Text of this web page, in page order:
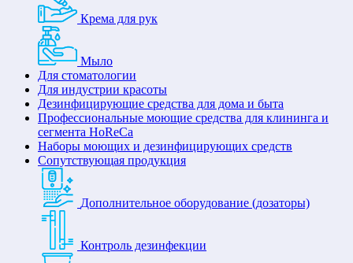
Крема для рук
Мыло
Для стоматологии
Для индустрии красоты
Дезинфицирующие средства для дома и быта
Профессиональные моющие средства для клининга и
сегмента HoReCa
Наборы моющих и дезинфицирующих средств
Сопутствующая продукция
Дополнительное оборудование (дозаторы)
Контроль дезинфекции